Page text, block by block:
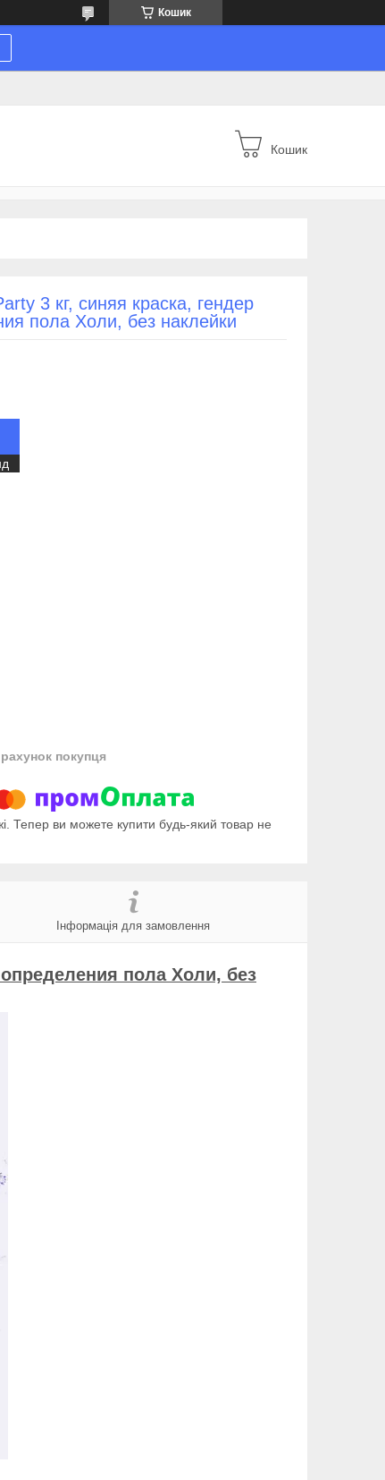
Кошик
Кошик
3 кг, синяя краска, гендер
пола Холи, без наклейки
покупця
Тепер ви можете купити будь-який товар не
Інформація для замовлення
пола Холи, без